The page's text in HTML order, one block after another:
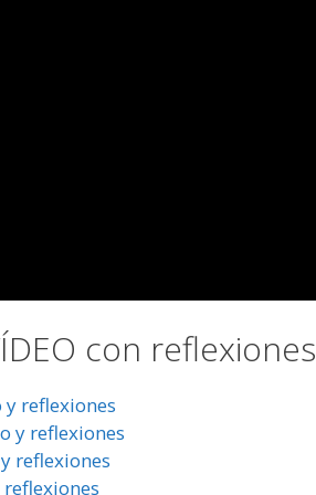
con reflexiones
y reflexiones
y reflexiones
reflexiones
reflexiones